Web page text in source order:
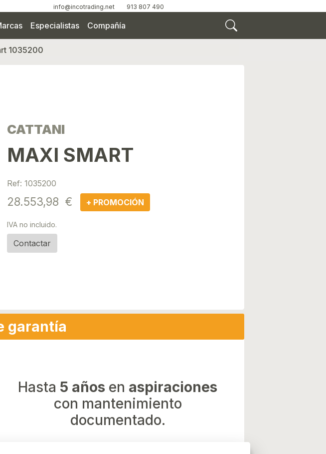
info@incotrading.net 913 807 490
Especialistas Compañía
1035200
CATTANI
MAXI SMART
Ref: 1035200
28.553,98 € + PROMOCIÓN
IVA no incluido.
Contactar
garantía
Hasta 5 años en aspiraciones
con mantenimiento
documentado.